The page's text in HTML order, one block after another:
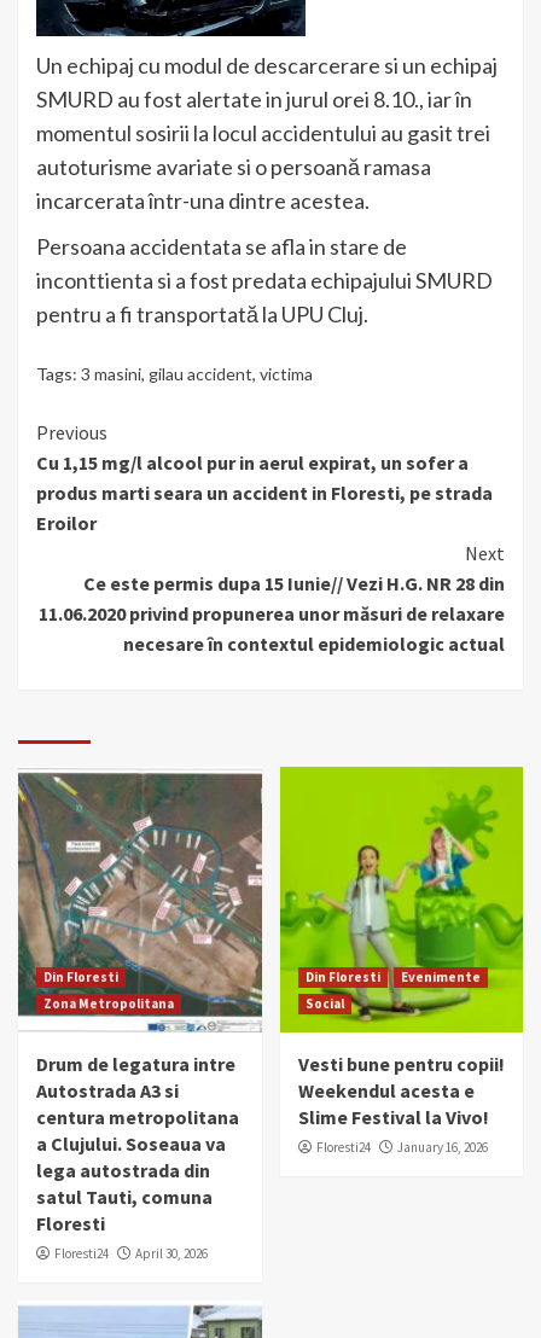
Un echipaj cu modul de descarcerare si un echipaj
SMURD au fost alertate in jurul orei 8.10., iar în
momentul sosirii la locul accidentului au gasit trei
autoturisme avariate si o persoană ramasa
incarcerata într-una dintre acestea.
Persoana accidentata se afla in stare de
inconttienta si a fost predata echipajului SMURD
pentru a fi transportată la UPU Cluj.
Tags: 3 masini, gilau accident, victima
Continue
Reading
Previous
Cu 1,15 mg/l alcool pur in aerul expirat, un sofer a
produs marti seara un accident in Floresti, pe strada
Eroilor
Next
Ce este permis dupa 15 Iunie// Vezi H.G. NR 28 din
11.06.2020 privind propunerea unor măsuri de relaxare
necesare în contextul epidemiologic actual
Din Floresti
Zona Metropolitana
Drum de legatura intre
Autostrada A3 si
centura metropolitana
a Clujului. Soseaua va
lega autostrada din
satul Tauti, comuna
Floresti
Floresti24 April 30, 2026
Din Floresti
Evenimente
Social
Vesti bune pentru copii!
Weekendul acesta e
Slime Festival la Vivo!
Floresti24 January 16, 2026